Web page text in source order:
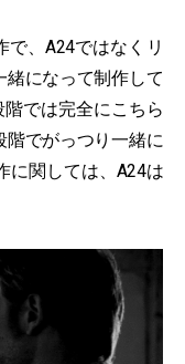
で、A24ではなくリ
緒になって制作して
では完全にこちら
階でがっつり一緒に
に関しては、A24は